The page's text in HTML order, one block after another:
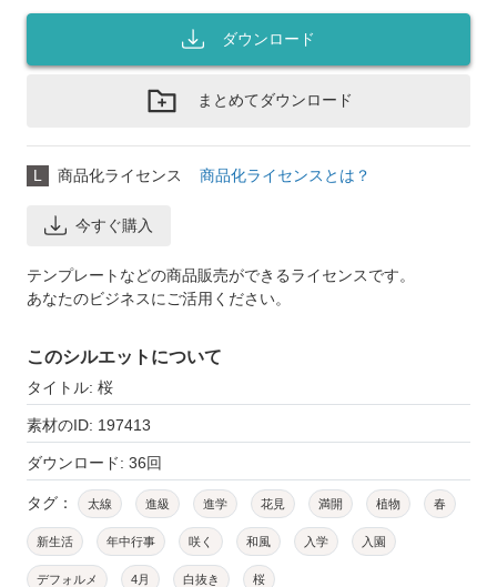
ダウンロード
まとめてダウンロード
L 商品化ライセンス 商品化ライセンスとは？
今すぐ購入
テンプレートなどの商品販売ができるライセンスです。
あなたのビジネスにご活用ください。
このシルエットについて
タイトル: 桜
素材のID: 197413
ダウンロード: 36回
タグ： 太線 進級 進学 花見 満開 植物 春
新生活 年中行事 咲く 和風 入学 入園
デフォルメ 4月 白抜き 桜